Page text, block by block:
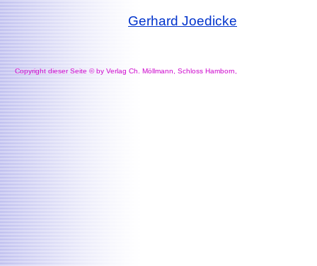
Gerhard Joedicke
Copyright dieser Seite © by Verlag Ch. Möllmann, Schloss Hamborn,